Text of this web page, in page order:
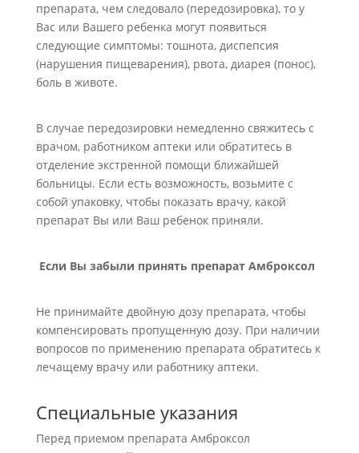
препарата, чем следовало (передозировка), то у
Вас или Вашего ребенка могут появиться
следующие симптомы: тошнота, диспепсия
(нарушения пищеварения), рвота, диарея (понос),
боль в животе.
В случае передозировки немедленно свяжитесь с
врачом, работником аптеки или обратитесь в
отделение экстренной помощи ближайшей
больницы. Если есть возможность, возьмите с
собой упаковку, чтобы показать врачу, какой
препарат Вы или Ваш ребенок приняли.
Если Вы забыли принять препарат Амброксол
Не принимайте двойную дозу препарата, чтобы
компенсировать пропущенную дозу. При наличии
вопросов по применению препарата обратитесь к
лечащему врачу или работнику аптеки.
Специальные указания
Перед приемом препарата Амброксол